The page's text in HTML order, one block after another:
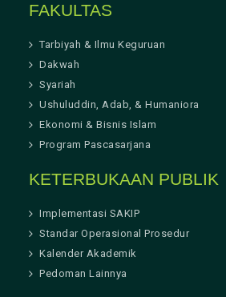
FAKULTAS
Tarbiyah & Ilmu Keguruan
Dakwah
Syariah
Ushuluddin, Adab, & Humaniora
Ekonomi & Bisnis Islam
Program Pascasarjana
KETERBUKAAN PUBLIK
Implementasi SAKIP
Standar Operasional Prosedur
Kalender Akademik
Pedoman Lainnya